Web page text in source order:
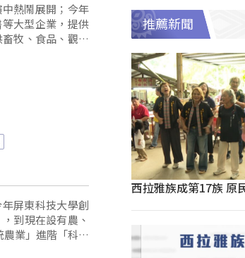
熱鬧展開；今年
大型企業，提供
牧、食品、觀光
屏東科技大學創
到現在設有農、
業」進階「科技
培育專技人才的
推薦新聞
西拉雅族成第17族 原